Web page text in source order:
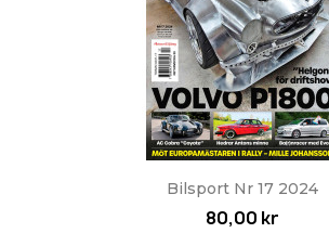
Bilsport Nr 17 2024
80,00 kr